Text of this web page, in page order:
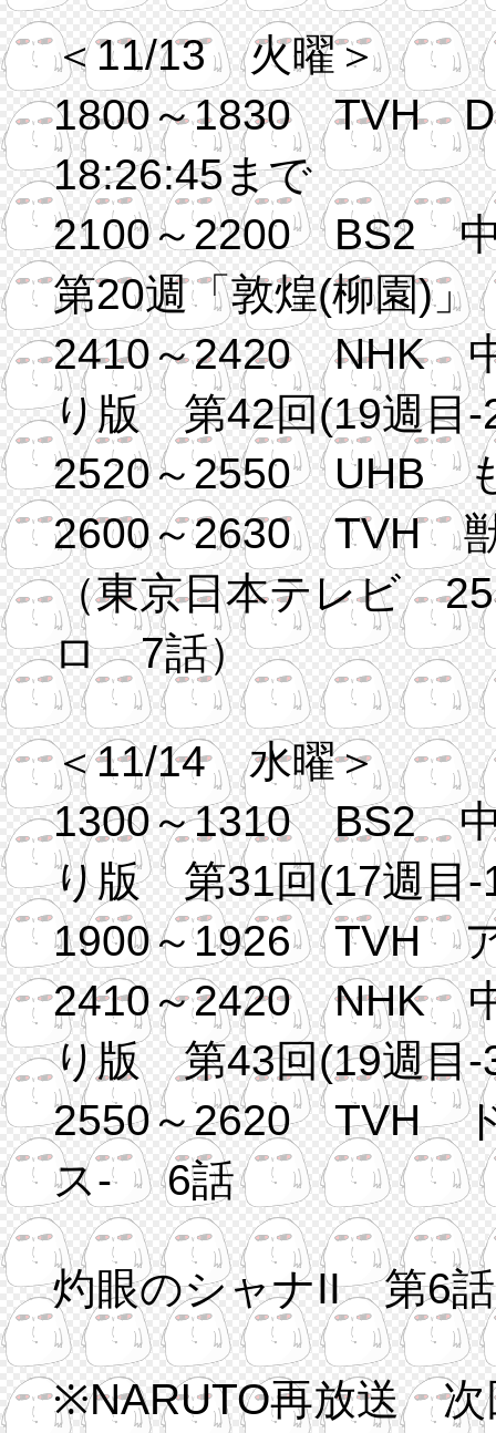
＜11/13 火曜＞
1800～1830 TVH
18:26:45まで
2100～2200 BS2
第20週「敦煌(柳園)」
2410～2420 NHK
り版 第42回(19週目-
2520～2550 UHB
2600～2630 TVH
（東京日本テレビ
ロ 7話）
＜11/14 水曜＞
1300～1310 BS2
り版 第31回(17週目-
1900～1926 TVH
2410～2420 NHK
り版 第43回(19週目-
2550～2620 TVH ド
ス- 6話
灼眼のシャナII 第6
※NARUTO再放送 次